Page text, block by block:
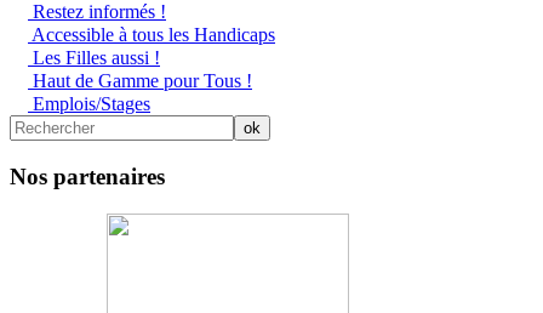
Restez informés !
Accessible à tous les Handicaps
Les Filles aussi !
Haut de Gamme pour Tous !
Emplois/Stages
Nos partenaires